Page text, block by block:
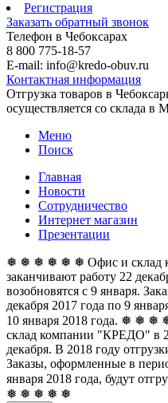
Регистрация
Заказать обратный звонок
Телефон в Чебоксарах
8 800 775-18-57
E-mail: info@kredo-obuv.ru
Контактная информация
Отгрузка товаров в
осуществляется со склада в
Меню
Поиск
Главная
Новости
Сотрудничество
Интернет магазин
Презентации
❅ ❅ ❅ ❅ ❅ ❅ Офис и склад
заканчивают работу 22
возобновятся с 9 января.
декабря 2017 года по 9
10 января 2018 года. ❅ ❅
склад компании "КРЕДО" в
декабря. В 2018 году
Заказы, оформленные в
января 2018 года, будут
❅ ❅ ❅ ❅ ❅